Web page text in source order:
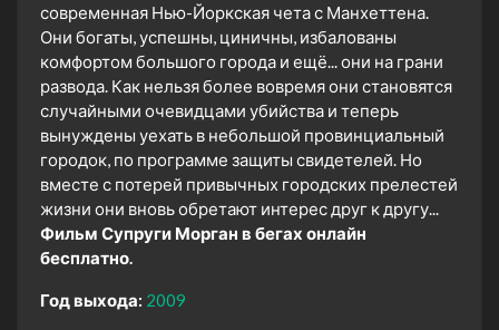
современная Нью-Йоркская чета с Манхеттена.
Они богаты, успешны, циничны, избалованы
комфортом большого города и ещё... они на грани
развода. Как нельзя более вовремя они становятся
случайными очевидцами убийства и теперь
вынуждены уехать в небольшой провинциальный
городок, по программе защиты свидетелей. Но
вместе с потерей привычных городских прелестей
жизни они вновь обретают интерес друг к другу...
Фильм Супруги Морган в бегах онлайн
бесплатно.
Год выхода: 2009